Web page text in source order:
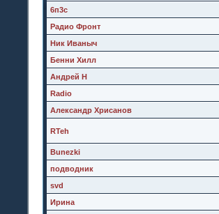
6п3с
Радио Фронт
Ник Иваныч
Бенни Хилл
Андрей Н
Radio
Александр Хрисанов
RTeh
Bunezki
подводник
svd
Ирина